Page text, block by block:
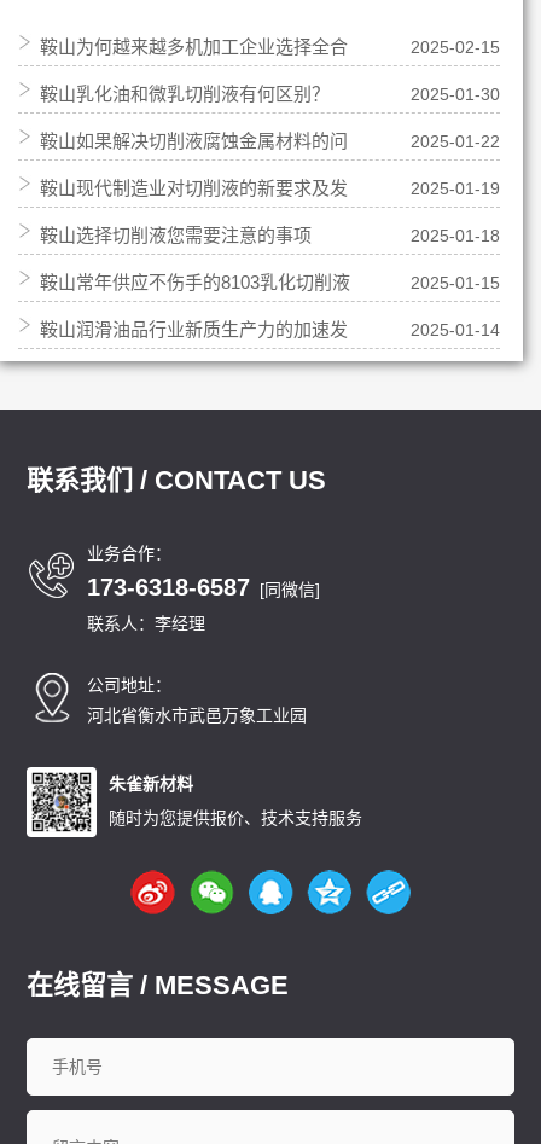
鞍山为何越来越多机加工企业选择全合
成切削液？
2025-02-15
鞍山乳化油和微乳切削液有何区别？ 2025-01-30
鞍山如果解决切削液腐蚀金属材料的问
题
2025-01-22
鞍山现代制造业对切削液的新要求及发
展方向
2025-01-19
鞍山选择切削液您需要注意的事项 2025-01-18
鞍山常年供应不伤手的8103乳化切削液 2025-01-15
鞍山润滑油品行业新质生产力的加速发 2025-01-14
联系我们 / CONTACT US
业务合作：
173-6318-6587 [同微信]
联系人：李经理
公司地址：
河北省衡水市武邑万象工业园
朱雀新材料
随时为您提供报价、技术支持服务
在线留言 / MESSAGE